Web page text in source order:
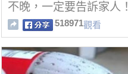
不晚，一定要告訴家人！
518971觀看